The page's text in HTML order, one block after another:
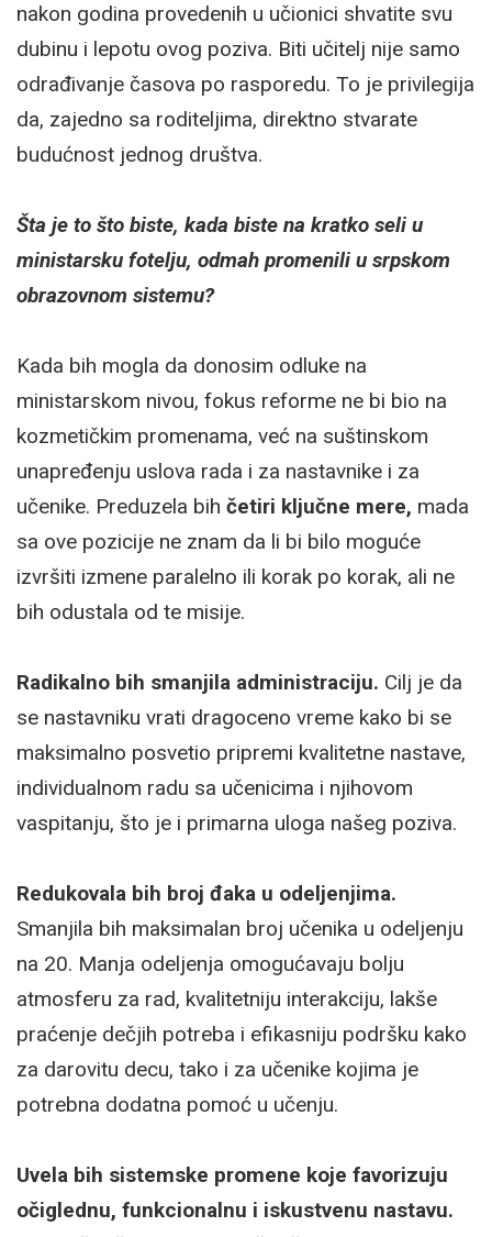
nakon godina provedenih u učionici shvatite svu
dubinu i lepotu ovog poziva. Biti učitelj nije samo
odrađivanje časova po rasporedu. To je privilegija
da, zajedno sa roditeljima, direktno stvarate
budućnost jednog društva.
Šta je to što biste, kada biste na kratko seli u
ministarsku fotelju, odmah promenili u srpskom
obrazovnom sistemu?
Kada bih mogla da donosim odluke na
ministarskom nivou, fokus reforme ne bi bio na
kozmetičkim promenama, već na suštinskom
unapređenju uslova rada i za nastavnike i za
učenike. Preduzela bih četiri ključne mere, mada
sa ove pozicije ne znam da li bi bilo moguće
izvršiti izmene paralelno ili korak po korak, ali ne
bih odustala od te misije.
Radikalno bih smanjila administraciju. Cilj je da
se nastavniku vrati dragoceno vreme kako bi se
maksimalno posvetio pripremi kvalitetne nastave,
individualnom radu sa učenicima i njihovom
vaspitanju, što je i primarna uloga našeg poziva.
Redukovala bih broj đaka u odeljenjima.
Smanjila bih maksimalan broj učenika u odeljenju
na 20. Manja odeljenja omogućavaju bolju
atmosferu za rad, kvalitetniju interakciju, lakše
praćenje dečjih potreba i efikasniju podršku kako
za darovitu decu, tako i za učenike kojima je
potrebna dodatna pomoć u učenju.
Uvela bih sistemske promene koje favorizuju
očiglednu, funkcionalnu i iskustvenu nastavu.